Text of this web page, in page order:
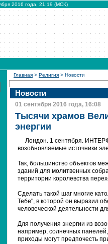
2016 года, 21:19 (МСК)
Главная > Религия > Новости
Новости
01 сентября 2016 года, 16:08
Тысячи храмов
энергии
Лондон. 1 сентября.
возобновляемые источники
Так, большинство объектов
зданий для молитвенных
территории королевства
Сделать такой шаг многие
Тебе", в которой он выразил
человеческой деятельности
Для получения энергии из
например, солнечных
приходы могут предпочесть